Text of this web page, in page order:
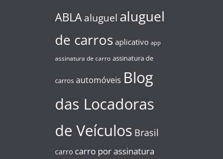
ABLA aluguel aluguel
de carros aplicativo app
assinatura de carro assinatura de
carros automóveis Blog
das Locadoras
de Veículos Brasil
carro carro por assinatura